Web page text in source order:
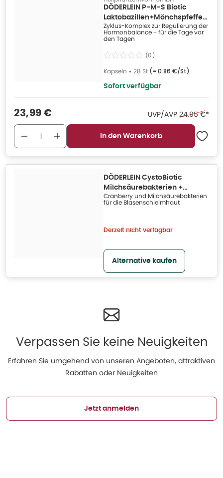
DÖDERLEIN P-M-S Biotic
Laktobazillen+Mönchspfeffer
28 St
Zyklus-Komplex zur Regulierung der
Hormonbalance - für die Tage vor
den Tagen
(0)
Kapseln • 28 St (= 0.86 €/St)
Sofort verfügbar
Verkaufspreis
23,99 € UVP/AVP Ehemaliger
24,95 €*
In den Warenkorb
DÖDERLEIN CystoBiotic
Milchsäurebakterien +
Cranberry 10X4 g
Cranberry und Milchsäurebakterien
für die Blasenschleimhaut
Derzeit nicht verfügbar
Alternative kaufen
Verpassen Sie keine Neuigkeiten
Erfahren Sie umgehend von unseren Angeboten, attraktiven
Rabatten oder Neuigkeiten
Jetzt anmelden